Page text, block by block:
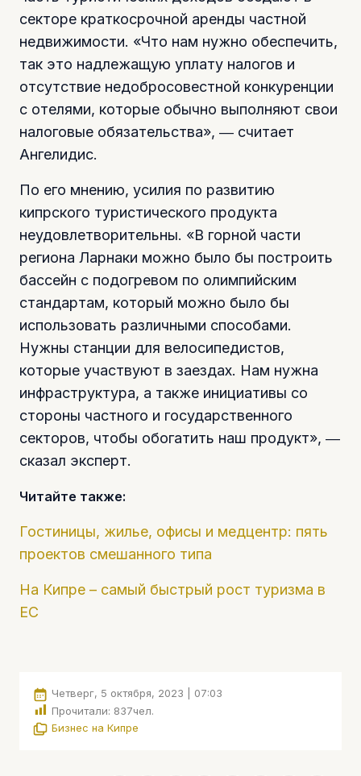
секторе краткосрочной аренды частной
недвижимости. «Что нам нужно обеспечить,
так это надлежащую уплату налогов и
отсутствие недобросовестной конкуренции
с отелями, которые обычно выполняют свои
налоговые обязательства», ― считает
Ангелидис.
По его мнению, усилия по развитию
кипрского туристического продукта
неудовлетворительны. «В горной части
региона Ларнаки можно было бы построить
бассейн с подогревом по олимпийским
стандартам, который можно было бы
использовать различными способами.
Нужны станции для велосипедистов,
которые участвуют в заездах. Нам нужна
инфраструктура, а также инициативы со
стороны частного и государственного
секторов, чтобы обогатить наш продукт», ―
сказал эксперт.
Читайте также:
Гостиницы, жилье, офисы и медцентр: пять
проектов смешанного типа
На Кипре – самый быстрый рост туризма в
ЕС
Четверг, 5 октября, 2023 | 07:03
Прочитали: 837чел.
Бизнес на Кипре